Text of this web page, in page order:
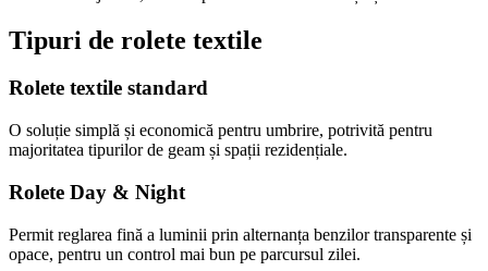
Tipuri de rolete textile
Rolete textile standard
O soluție simplă și economică pentru umbrire, potrivită pentru
majoritatea tipurilor de geam și spații rezidențiale.
Rolete Day & Night
Permit reglarea fină a luminii prin alternanța benzilor transparente și
opace, pentru un control mai bun pe parcursul zilei.